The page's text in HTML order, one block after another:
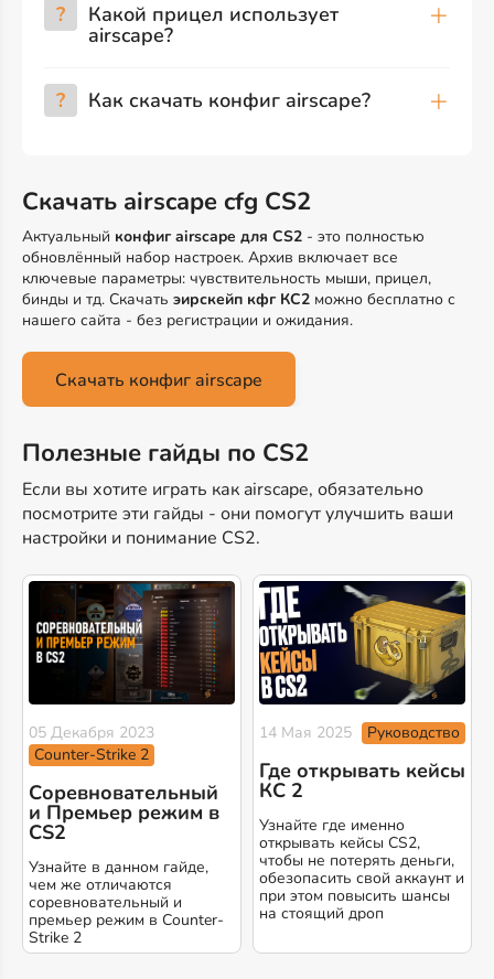
? Какой прицел использует
airscape?
? Как скачать конфиг airscape?
Скачать airscape cfg CS2
Актуальный конфиг airscape для CS2 - это полностью
обновлённый набор настроек. Архив включает все
ключевые параметры: чувствительность мыши, прицел,
бинды и тд. Скачать эирскейп кфг КС2 можно бесплатно с
нашего сайта - без регистрации и ожидания.
Скачать конфиг airscape
Полезные гайды по CS2
Если вы хотите играть как airscape, обязательно
посмотрите эти гайды - они помогут улучшить ваши
настройки и понимание CS2.
05 Декабря 2023
Counter-Strike 2
Соревновательный
и Премьер режим в
CS2
Узнайте в данном гайде,
чем же отличаются
соревновательный и
премьер режим в Counter-
Strike 2
14 Мая 2025 Руководство
Где открывать кейсы
КС 2
Узнайте где именно
открывать кейсы CS2,
чтобы не потерять деньги,
обезопасить свой аккаунт и
при этом повысить шансы
на стоящий дроп